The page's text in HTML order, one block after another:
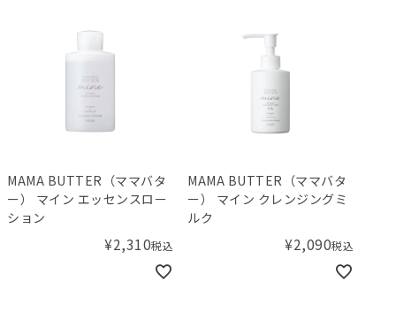
MAMA BUTTER（ママバタ
ー） マイン エッセンスロー
ション
¥2,310税込
MAMA BUTTER（ママバタ
ー） マイン クレンジングミ
ルク
¥2,090税込